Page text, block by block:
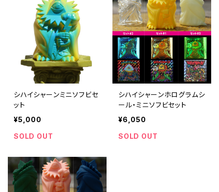
シハイシャーンミニソフビセ
ット
¥5,000
SOLD OUT
シハイシャーンホログラムシ
ール・ミニソフビセット
¥6,050
SOLD OUT